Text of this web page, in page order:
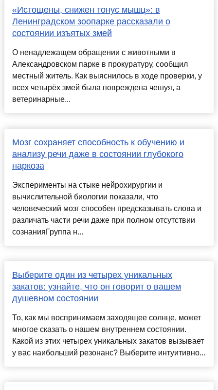
«Истощены, снижен тонус мышц»: в
Ленинградском зоопарке рассказали о
состоянии изъятых змей
О ненадлежащем обращении с животными в
Александровском парке в прокуратуру, сообщил
местный житель. Как выяснилось в ходе проверки, у
всех четырёх змей была повреждена чешуя, а
ветеринарные...
Мозг сохраняет способность к обучению и
анализу речи даже в состоянии глубокого
наркоза
Эксперименты на стыке нейрохирургии и
вычислительной биологии показали, что
человеческий мозг способен предсказывать слова и
различать части речи даже при полном отсутствии
сознанияГруппа н...
Выберите один из четырех уникальных
закатов: узнайте, что он говорит о вашем
душевном состоянии
То, как мы воспринимаем заходящее солнце, может
многое сказать о нашем внутреннем состоянии.
Какой из этих четырех уникальных закатов вызывает
у вас наибольший резонанс? Выберите интуитивно...